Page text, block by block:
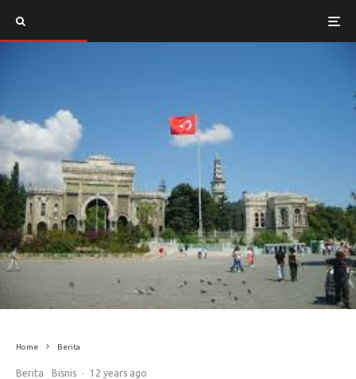
Home Berita
Berita Bisnis · 12 years ago